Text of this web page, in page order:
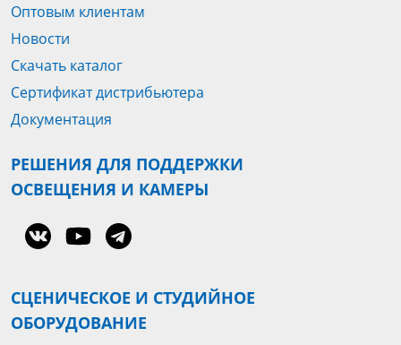
Оптовым клиентам
Новости
Скачать каталог
Сертификат дистрибьютера
Документация
РЕШЕНИЯ ДЛЯ ПОДДЕРЖКИ
ОСВЕЩЕНИЯ И КАМЕРЫ
СЦЕНИЧЕСКОЕ И СТУДИЙНОЕ
ОБОРУДОВАНИЕ